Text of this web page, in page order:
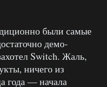
были самые
демо-
Switch. Жаль,
ничего из
года — начала